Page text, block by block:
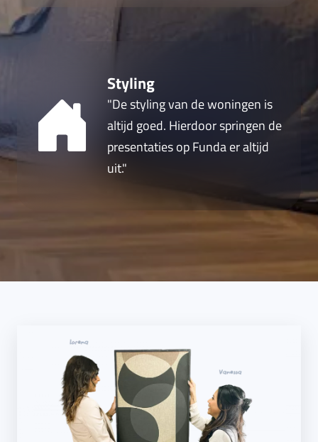
Styling
"De styling van de woningen is
altijd goed. Hierdoor springen de
presentaties op Funda er altijd
uit."